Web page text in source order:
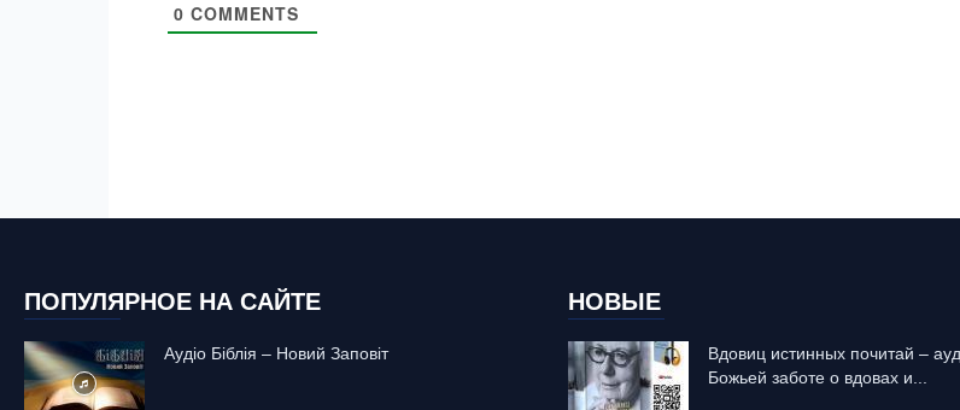
0 COMMENTS
ПОПУЛЯРНОЕ НА САЙТЕ
Аудіо Біблія – Новий Заповіт
НОВЫЕ
Вдовиц истинных почитай –
Божьей заботе о вдовах и...